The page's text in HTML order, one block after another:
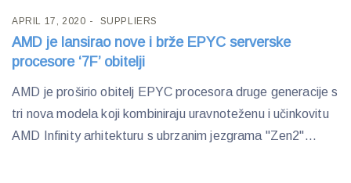
APRIL 17, 2020 SUPPLIERS
AMD je lansirao nove i brže EPYC serverske
procesore ‘7F’ obitelji
AMD je proširio obitelj EPYC procesora druge generacije s
tri nova modela koji kombiniraju uravnoteženu i učinkovitu
AMD Infinity arhitekturu s ubrzanim jezgrama "Zen2"...